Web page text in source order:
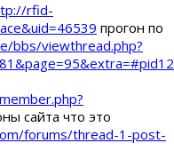
rfid-
прогон по
bbs/viewthread.php?
сайта что это
forums/thread-1-post-